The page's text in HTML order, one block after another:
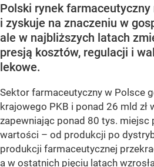
Polski rynek
i zyskuje na znaczeniu w
ale w najbliższych latach
presją kosztów, regulacji i
lekowe.
Sektor farmaceutyczny w Polsce
krajowego PKB i ponad 26 mld
zapewniając ponad 80 tys. miejsc
wartości – od produkcji po
produkcji farmaceutycznej
a w ostatnich pięciu latach